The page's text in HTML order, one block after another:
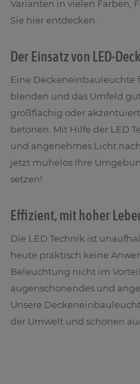
Varianten in vielen Farben,
Sie hier entdecken.
Der Einsatz von LED-
Eine Deckeneinbauleuchte
blenden und das Umfeld
großflächig oder
betonen. Mit Hilfe der LED
und angenehmes Licht
jetzt mühelos Ihre
setzen!
Effizient, mit hoher
Die LED Technik ist
heute praktisch keine
Beleuchtung nicht im
augenschonendes und
Unsere
der Umwelt und schonen